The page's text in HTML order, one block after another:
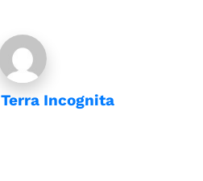
Terra Incognita